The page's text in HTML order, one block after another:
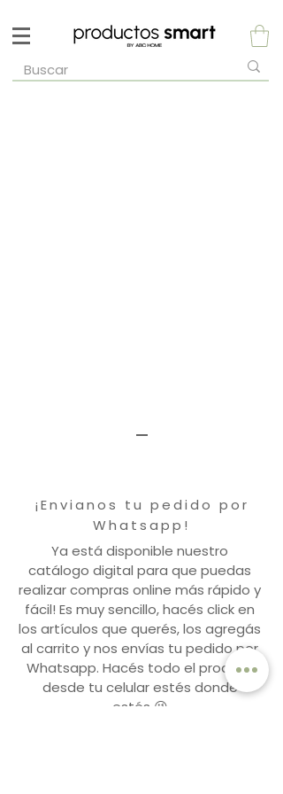
¡Envianos tu pedido por
Whatsapp!
Ya está disponible nuestro
catálogo digital para que puedas
realizar compras online más rápido y
fácil! Es muy sencillo, hacés click en
los artículos que querés, los agregás
al carrito y nos envías tu pedido por
Whatsapp. Hacés todo el proceso
desde tu celular estés donde
estés 😉